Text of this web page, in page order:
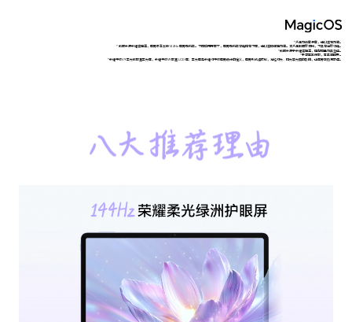
*产品为创意示意，请以实物为准。
*数据来源荣耀实验室，屏幕最高支持 144Hz 屏幕刷新率。不同应用界面下，屏幕刷新率可能略有不同，请以实际体验为准。本产品非医疗器械，不具有治疗功能。
*数据来源于荣耀实验室，电池容量为典型值。
*手写笔非标配，需单独购买。
*荣耀平板V9 柔光版配置柔光屏，荣耀平板V9 配置 LCD 屏；柔光屏是荣耀对平板屏幕设计的定义，屏幕形成漫反射，减轻灯光、阳光等光照的影响，让屏幕观感更舒适。